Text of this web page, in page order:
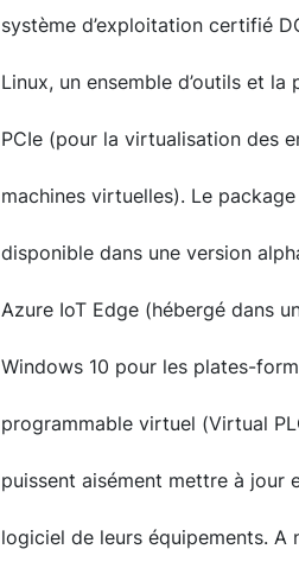
système d’exploitation certifié
Linux, un ensemble d’outils et la
PCIe (pour la virtualisation des
machines virtuelles). Le
disponible dans une version
Azure IoT Edge (hébergé dans
Windows 10 pour les plates-
programmable virtuel (Virtual
puissent aisément mettre à jour
logiciel de leurs équipements.